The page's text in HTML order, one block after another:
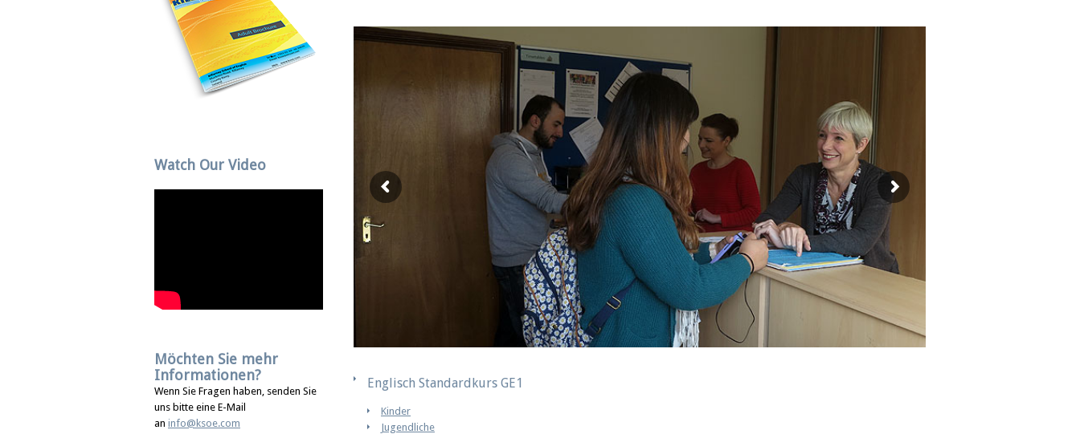
Englisch Standardkurs GE1
Kinder
Jugendliche
Watch Our Video
Möchten Sie mehr
Informationen?
Wenn Sie Fragen haben, senden Sie
uns bitte eine E-Mail
an info@ksoe.com